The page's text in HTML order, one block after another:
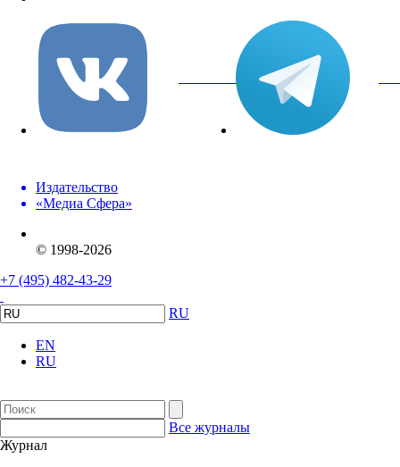
вКонтакте
Издательство
«Медиа Сфера»
© 1998-2026
+7 (495) 482-43-29
RU
EN
RU
Все журналы
Журнал